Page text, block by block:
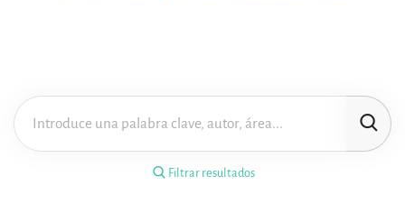
Filtrar resultados
Área de práctica